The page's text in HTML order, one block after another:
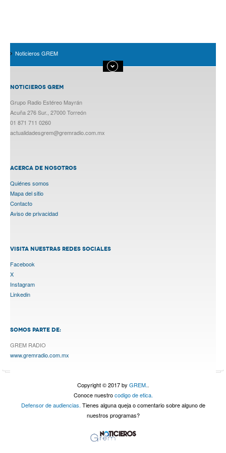
Noticieros GREM
NOTICIEROS GREM
Grupo Radio Estéreo Mayrán
Acuña 276 Sur., 27000 Torreón
01 871 711 0260
actualidadesgrem@gremradio.com.mx
ACERCA DE NOSOTROS
Quiénes somos
Mapa del sitio
Contacto
Aviso de privacidad
VISITA NUESTRAS REDES SOCIALES
Facebook
X
Instagram
Linkedin
SOMOS PARTE DE:
GREM RADIO
www.gremradio.com.mx
Copyright © 2017 by GREM..
Conoce nuestrocodigo de etica.
Defensor de audiencias. Tienes alguna queja o comentario sobre alguno de
nuestros programas?